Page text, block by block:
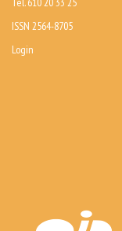
ISSN 2564-8705
Login